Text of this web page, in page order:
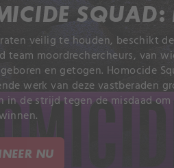
SQUAD:
veilig te houden, beschikt
team moordrechercheurs, van
en getogen. Homocide
werk van deze vastberaden
in de strijd tegen de misdaad
NU